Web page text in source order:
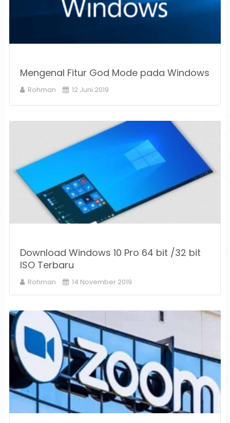
Mengenal Fitur God Mode pada Windows
Rohman 12 Juni 2019
Download Windows 10 Pro 64 bit /32 bit
ISO Terbaru
Rohman 14 November 2019